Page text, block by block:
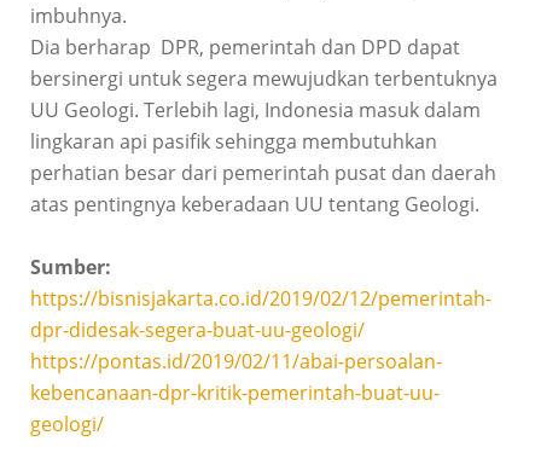
imbuhnya.
Dia berharap DPR, pemerintah dan DPD dapat
bersinergi untuk segera mewujudkan terbentuknya
UU Geologi. Terlebih lagi, Indonesia masuk dalam
lingkaran api pasifik sehingga membutuhkan
perhatian besar dari pemerintah pusat dan daerah
atas pentingnya keberadaan UU tentang Geologi.
Sumber:
https://bisnisjakarta.co.id/2019/02/12/pemerintah-
dpr-didesak-segera-buat-uu-geologi/
https://pontas.id/2019/02/11/abai-persoalan-
kebencanaan-dpr-kritik-pemerintah-buat-uu-
geologi/